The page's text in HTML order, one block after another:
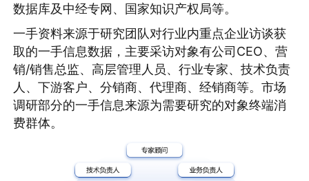
数据库及中经专网、国家知识产权局等。
一手资料来源于研究团队对行业内重点企业访谈获
取的一手信息数据，主要采访对象有公司CEO、营
销/销售总监、高层管理人员、行业专家、技术负责
人、下游客户、分销商、代理商、经销商等。市场
调研部分的一手信息来源为需要研究的对象终端消
费群体。